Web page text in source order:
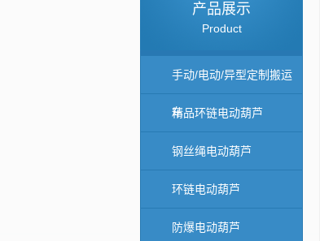
产品展示
Product
手动/电动/异型定制搬运
车
精品环链电动葫芦
钢丝绳电动葫芦
环链电动葫芦
防爆电动葫芦